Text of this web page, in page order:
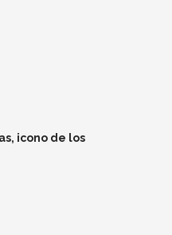
icono de los